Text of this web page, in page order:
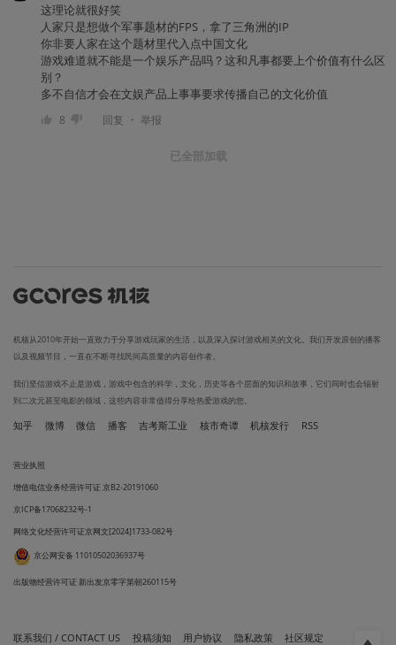
这理论就很好笑
人家只是想做个军事题材的FPS，拿了三角洲的IP
你非要人家在这个题材里代入点中国文化
游戏难道就不能是一个娱乐产品吗？这和凡事都要上个价值有什么区
别？
多不自信才会在文娱产品上事事要求传播自己的文化价值
8 回复 ・ 举报
已全部加载
机核从2010年开始一直致力于分享游戏玩家的生活，以及深入探讨游戏相关的文化。我们开发原创的播客
以及视频节目，一直在不断寻找民间高质量的内容创作者。
我们坚信游戏不止是游戏，游戏中包含的科学，文化，历史等各个层面的知识和故事，它们同时也会辐射
到二次元甚至电影的领域，这些内容非常值得分享给热爱游戏的您。
知乎 微博 微信 播客 吉考斯工业 核市奇谭 机核发行 RSS
营业执照
增值电信业务经营许可证 京B2-20191060
京ICP备17068232号-1
网络文化经营许可证京网文[2024]1733-082号
京公网安备 11010502036937号
出版物经营许可证 新出发京零字第朝260115号
联系我们 / CONTACT US 投稿须知 用户协议 隐私政策
社区规定